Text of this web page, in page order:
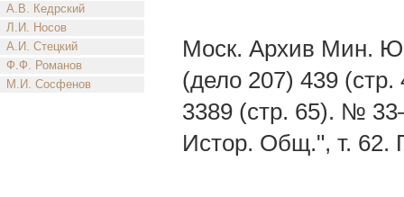
А.В. Кедрский
Л.И. Носов
А.И. Стецкий
Ф.Ф. Романов
М.И. Сосфенов
Моск. Архив Мин.
(дело 207) 439
3389 (стр. 65). №
Истор. Общ.", т. 62.